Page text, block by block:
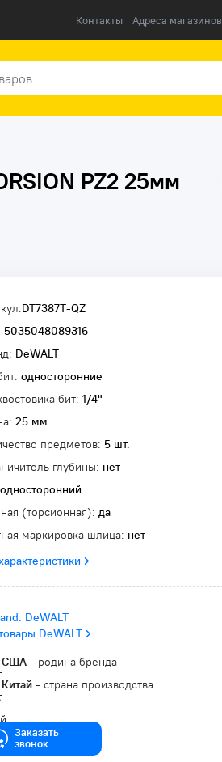
Контакты Адреса магазинов
PZ2 25мм
DT7387T-QZ
5035048089316
DeWALT
односторонние
бит: 1/4"
25 мм
предметов: 5 шт.
глубины: нет
односторонний
(торсионная): да
маркировка шлица: нет
DeWALT
США - родина бренда
Китай - страна производства
Заказать
звонок